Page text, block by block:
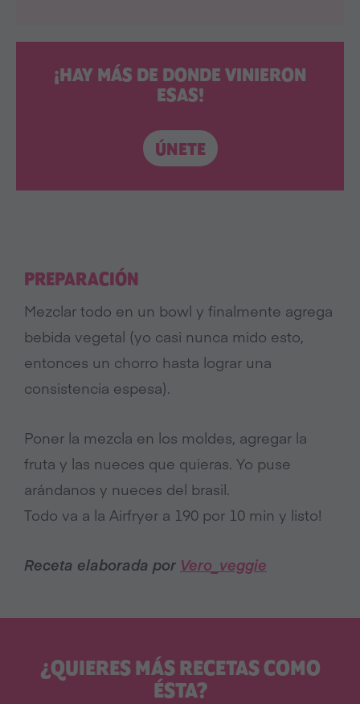
¡HAY MÁS DE DONDE VINIERON
ESAS!
ÚNETE
PREPARACIÓN
Mezclar todo en un bowl y finalmente agrega
bebida vegetal (yo casi nunca mido esto,
entonces un chorro hasta lograr una
consistencia espesa).
Poner la mezcla en los moldes, agregar la
fruta y las nueces que quieras. Yo puse
arándanos y nueces del brasil.
Todo va a la Airfryer a 190 por 10 min y listo!
Receta elaborada por Vero_veggie
¿QUIERES MÁS RECETAS COMO
ÉSTA?